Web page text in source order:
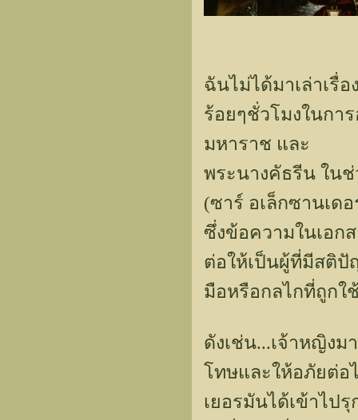
ฉันไม่ได้มาเล่าเรื่
ร้อยๆชั่วโมงในกา
มหาราช และ
พระนางคัธรีน ใน
(ซาร์ อเล็กซานเด
ซึ่งข้อความในเอก
ต่อให้เป็นผู้ที่มีสติปั
มือหรือกลไกที่ถูกใ
ดังเช่น...เจ้าหญิงม
โทษและให้อภัยต่อไ
เยอรมันได้เข้าไป